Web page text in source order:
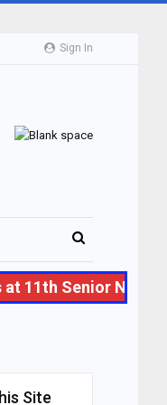
Sign In
Senior National
Site